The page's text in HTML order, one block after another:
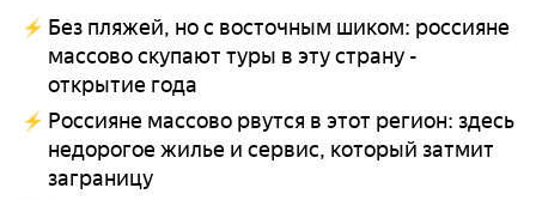
Без пляжей, но с восточным шиком: россияне
массово скупают туры в эту страну -
открытие года
Россияне массово рвутся в этот регион: здесь
недорогое жилье и сервис, который затмит
заграницу